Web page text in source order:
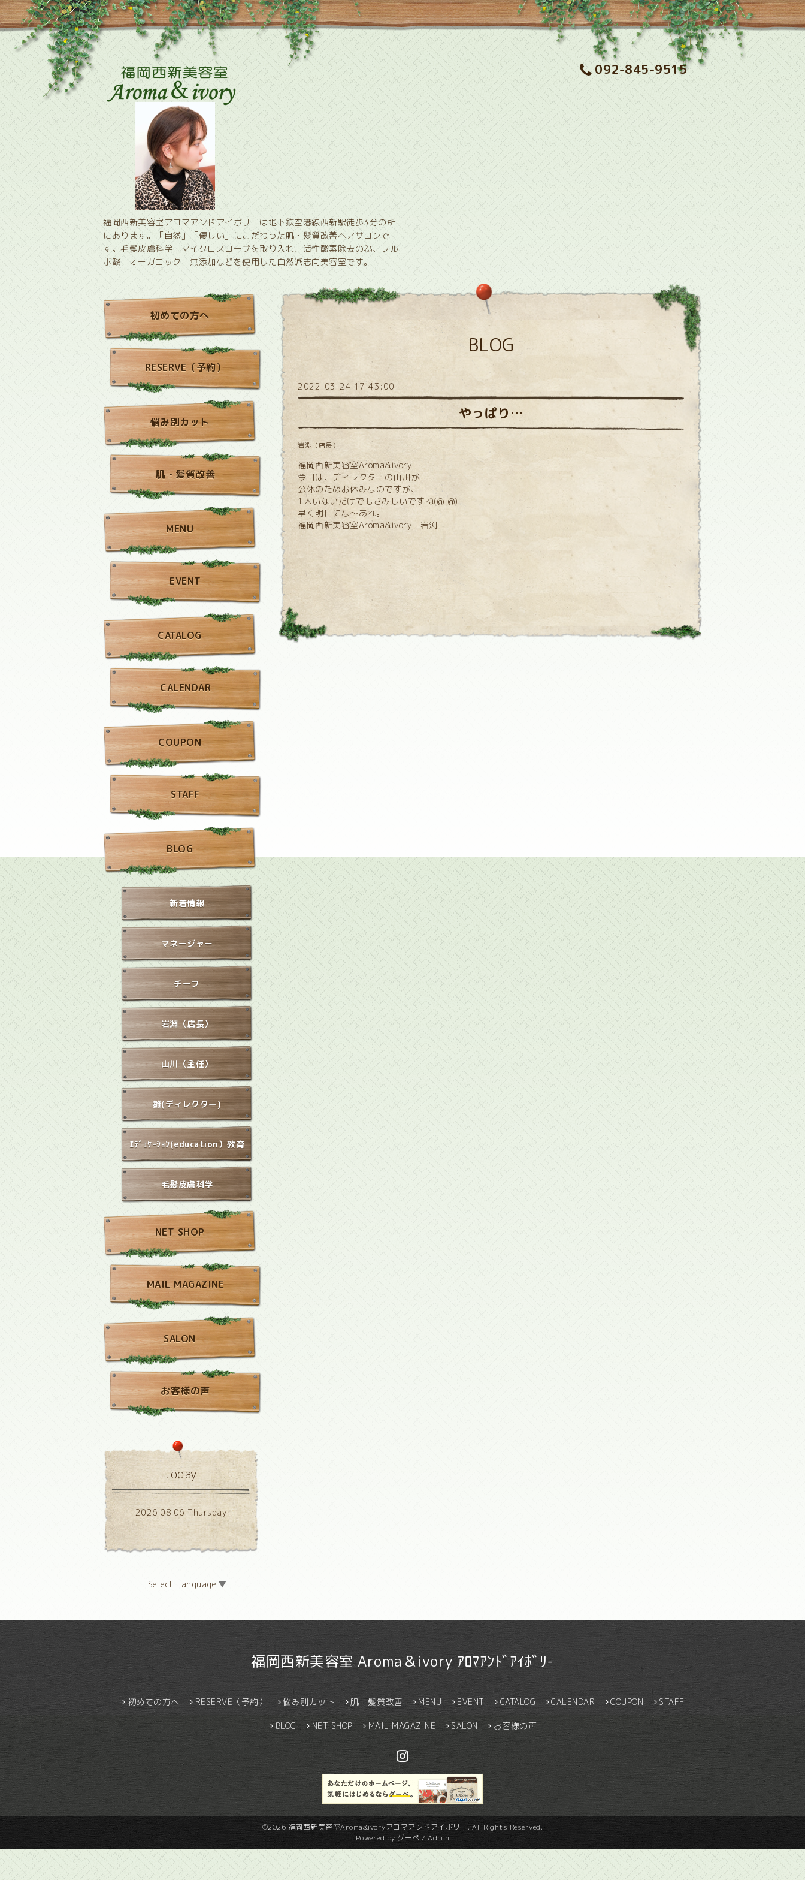
092-845-9515
福岡西新美容室アロマアンドアイボリーは地下鉄空港線西新駅徒歩3分の所
にあります。「自然」「優しい」にこだわった肌・髪質改善ヘアサロンで
す。毛髪皮膚科学・マイクロスコープを取り入れ、活性酸素除去の為、フル
ボ酸・オーガニック・無添加などを使用した自然派志向美容室です。
BLOG
2022-03-24 17:43:00
やっぱり…
岩淵（店長）
福岡西新美容室Aroma&ivory
今日は、ディレクターの山川が
公休のためお休みなのですが、
1人いないだけでもさみしいですね(@_@)
早く明日にな～あれ。
福岡西新美容室Aroma&ivory 岩渕
初めての方へ
RESERVE（予約）
悩み別カット
肌・髪質改善
MENU
EVENT
CATALOG
CALENDAR
COUPON
STAFF
BLOG
新着情報
マネージャー
チーフ
岩淵（店長）
山川（主任）
雛(ディレクター)
ｴﾃﾞｭｹｰｼｮﾝ(education）教育
毛髪皮膚科学
NET SHOP
MAIL MAGAZINE
SALON
お客様の声
today
2026.08.06 Thursday
Select Language ▼
福岡西新美容室 Aroma＆ivory ｱﾛﾏｱﾝﾄﾞｱｲﾎﾞﾘ-
初めての方へ RESERVE（予約） 悩み別カット 肌・髪質改善 MENU EVENT CATALOG CALENDAR COUPON STAFF
BLOG NET SHOP MAIL MAGAZINE SALON お客様の声
©2026 福岡西新美容室Aroma&ivoryアロマアンドアイボリー. All Rights Reserved.
Powered by グーペ / Admin